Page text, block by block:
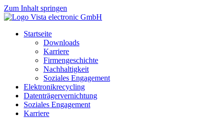
Zum Inhalt springen
Startseite
Downloads
Karriere
Firmengeschichte
Nachhaltigkeit
Soziales Engagement
Elektronikrecycling
Datenträgervernichtung
Soziales Engagement
Karriere